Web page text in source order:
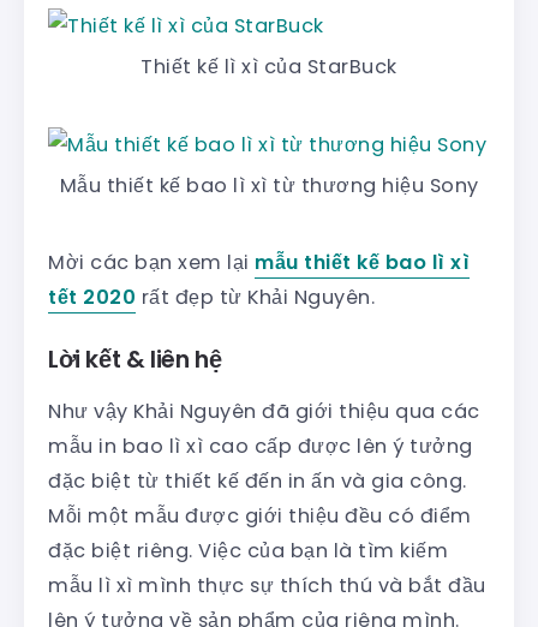
Thiết kế lì xì của StarBuck
Mẫu thiết kế bao lì xì từ thương hiệu Sony
Mời các bạn xem lại mẫu thiết kế bao lì xì
tết 2020 rất đẹp từ Khải Nguyên.
Lời kết & liên hệ
Như vậy Khải Nguyên đã giới thiệu qua các
mẫu in bao lì xì cao cấp được lên ý tưởng
đặc biệt từ thiết kế đến in ấn và gia công.
Mỗi một mẫu được giới thiệu đều có điểm
đặc biệt riêng. Việc của bạn là tìm kiếm
mẫu lì xì mình thực sự thích thú và bắt đầu
lên ý tưởng về sản phẩm của riêng mình.